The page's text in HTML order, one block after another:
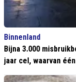
Binnenland
Bijna 3.000
jaar cel, waarvan